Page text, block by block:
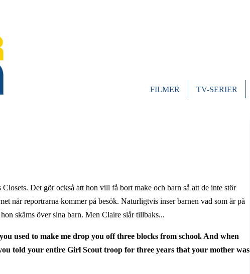
HUVUDMENY
FILMER TV-SERIER
Det gör också att hon vill få bort make och barn så att de inte stör
när reportrarna kommer på besök. Naturligtvis inser barnen vad som är på
skäms över sina barn. Men Claire slår tillbaks...
used to make me drop you off three blocks from school. And when
told your entire Girl Scout troop for three years that your mother was